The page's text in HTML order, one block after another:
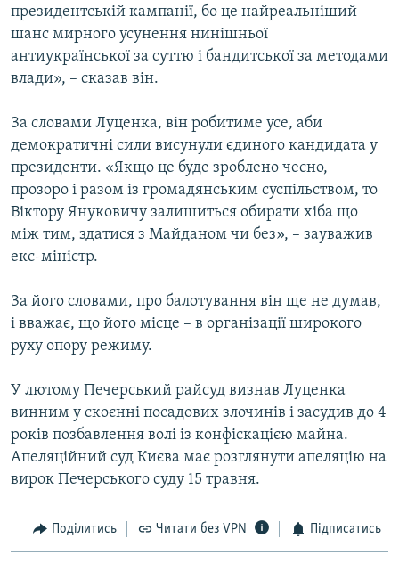
президентській кампанії, бо це найреальніший
шанс мирного усунення нинішньої
антиукраїнської за суттю і бандитської за методами
влади», – сказав він.
За словами Луценка, він робитиме усе, аби
демократичні сили висунули єдиного кандидата у
президенти. «Якщо це буде зроблено чесно,
прозоро і разом із громадянським суспільством, то
Віктору Януковичу залишиться обирати хіба що
між тим, здатися з Майданом чи без», – зауважив
екс-міністр.
За його словами, про балотування він ще не думав,
і вважає, що його місце – в організації широкого
руху опору режиму.
У лютому Печерський райсуд визнав Луценка
винним у скоєнні посадових злочинів і засудив до 4
років позбавлення волі із конфіскацією майна.
Апеляційний суд Києва має розглянути апеляцію на
вирок Печерського суду 15 травня.
Поділитись Читати без VPN Підписатись